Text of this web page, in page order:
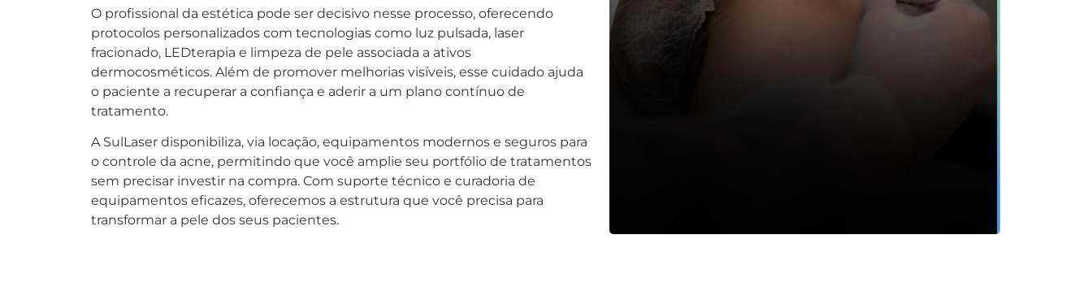
O profissional da estética pode ser decisivo nesse processo, oferecendo
protocolos personalizados com tecnologias como luz pulsada, laser
fracionado, LEDterapia e limpeza de pele associada a ativos
dermocosméticos. Além de promover melhorias visíveis, esse cuidado ajuda
o paciente a recuperar a confiança e aderir a um plano contínuo de
tratamento.
A SulLaser disponibiliza, via locação, equipamentos modernos e seguros para
o controle da acne, permitindo que você amplie seu portfólio de tratamentos
sem precisar investir na compra. Com suporte técnico e curadoria de
equipamentos eficazes, oferecemos a estrutura que você precisa para
transformar a pele dos seus pacientes.